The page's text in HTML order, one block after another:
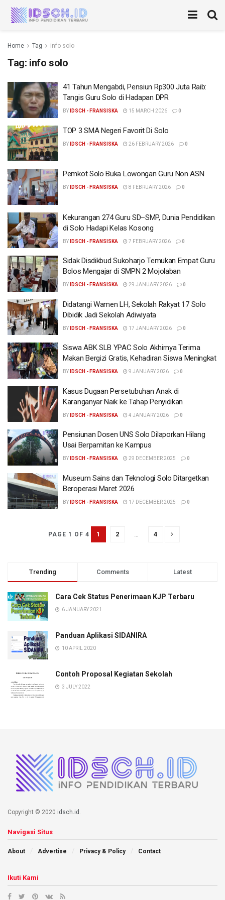
Home Tag info solo
Tag: info solo
41 Tahun Mengabdi, Pensiun Rp300 Juta Raib:
Tangis Guru Solo di Hadapan DPR
BY IDSCH - FRANSISKA 15 MARCH 2026 0
TOP 3 SMA Negeri Favorit Di Solo
BY IDSCH - FRANSISKA 26 FEBRUARY 2026 0
Pemkot Solo Buka Lowongan Guru Non ASN
BY IDSCH - FRANSISKA 8 FEBRUARY 2026 0
Kekurangan 274 Guru SD–SMP, Dunia Pendidikan
di Solo Hadapi Kelas Kosong
BY IDSCH - FRANSISKA 7 FEBRUARY 2026 0
Sidak Disdikbud Sukoharjo Temukan Empat Guru
Bolos Mengajar di SMPN 2 Mojolaban
BY IDSCH - FRANSISKA 29 JANUARY 2026 0
Didatangi Wamen LH, Sekolah Rakyat 17 Solo
Dibidik Jadi Sekolah Adiwiyata
BY IDSCH - FRANSISKA 17 JANUARY 2026 0
Siswa ABK SLB YPAC Solo Akhirnya Terima
Makan Bergizi Gratis, Kehadiran Siswa Meningkat
BY IDSCH - FRANSISKA 9 JANUARY 2026 0
Kasus Dugaan Persetubuhan Anak di
Karanganyar Naik ke Tahap Penyidikan
BY IDSCH - FRANSISKA 4 JANUARY 2026 0
Pensiunan Dosen UNS Solo Dilaporkan Hilang
Usai Berpamitan ke Kampus
BY IDSCH - FRANSISKA 29 DECEMBER 2025 0
Museum Sains dan Teknologi Solo Ditargetkan
Beroperasi Maret 2026
BY IDSCH - FRANSISKA 17 DECEMBER 2025 0
PAGE 1 OF 4 1 2 … 4
Trending Comments Latest
Cara Cek Status Penerimaan KJP Terbaru
6 JANUARY 2021
Panduan Aplikasi SIDANIRA
10 APRIL 2020
Contoh Proposal Kegiatan Sekolah
3 JULY 2022
Copyright © 2020 idsch.id
Navigasi Situs
About Advertise Privacy & Policy Contact
Ikuti Kami